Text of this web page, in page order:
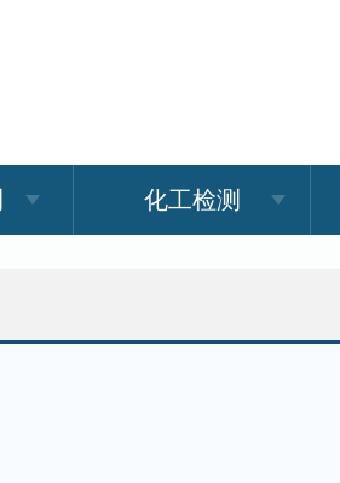
化工检测